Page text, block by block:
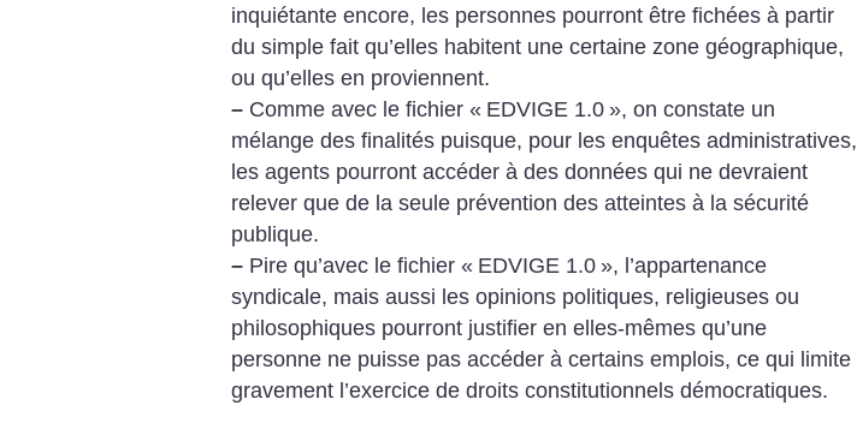
inquiétante encore, les personnes pourront être fichées à partir
du simple fait qu’elles habitent une certaine zone géographique,
ou qu’elles en proviennent.
– Comme avec le fichier « EDVIGE 1.0 », on constate un
mélange des finalités puisque, pour les enquêtes administratives,
les agents pourront accéder à des données qui ne devraient
relever que de la seule prévention des atteintes à la sécurité
publique.
– Pire qu’avec le fichier « EDVIGE 1.0 », l’appartenance
syndicale, mais aussi les opinions politiques, religieuses ou
philosophiques pourront justifier en elles-mêmes qu’une
personne ne puisse pas accéder à certains emplois, ce qui limite
gravement l’exercice de droits constitutionnels démocratiques.